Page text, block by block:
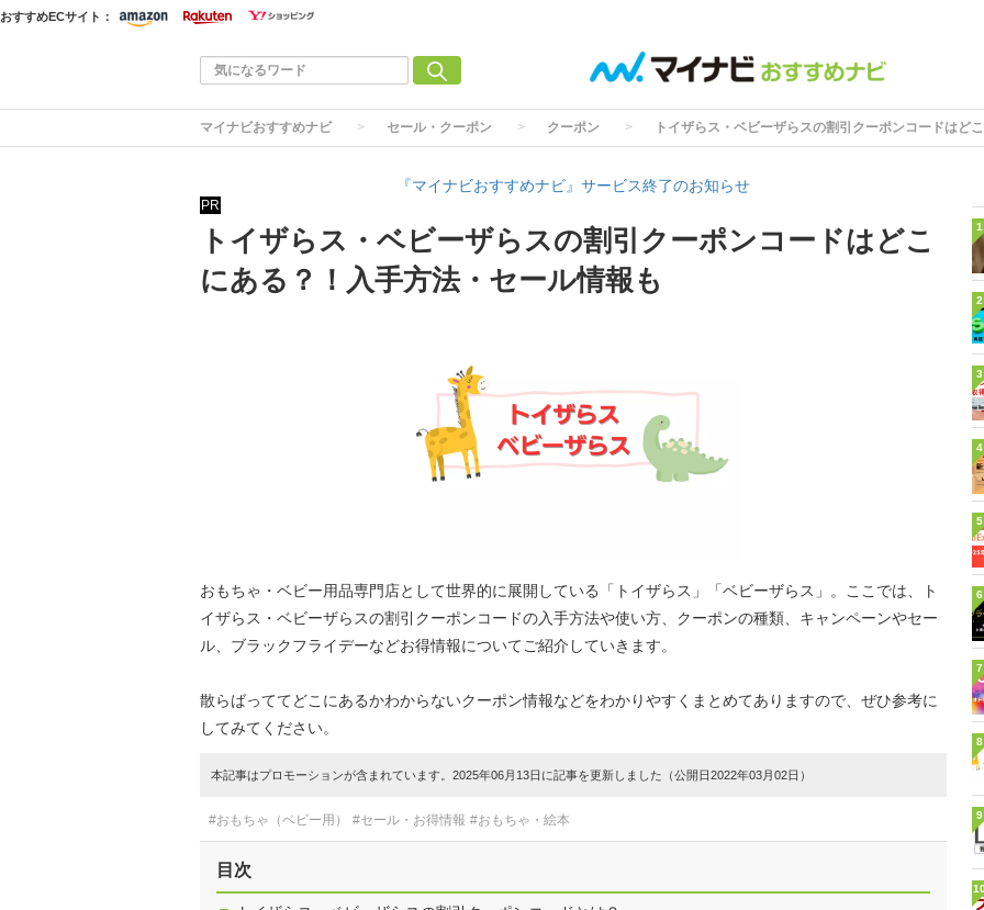
おすすめECサイト：
マイナビおすすめナビ セール・クーポン クーポン トイザらス・ベビーザらスの割引クーポンコードはど
『マイナビおすすめナビ』サービス終了のお知らせ
PR
トイザらス・ベビーザらスの割引クーポンコードはどこ
にある？！入手方法・セール情報も
おもちゃ・ベビー用品専門店として世界的に展開している「トイザらス」「ベビーザらス」。ここでは、ト
イザらス・ベビーザらスの割引クーポンコードの入手方法や使い方、クーポンの種類、キャンペーンやセー
ル、ブラックフライデーなどお得情報についてご紹介していきます。
散らばっててどこにあるかわからないクーポン情報などをわかりやすくまとめてありますので、ぜひ参考に
してみてください。
本記事はプロモーションが含まれています。2025年06月13日に記事を更新しました（公開日2022年03月02日）
#おもちゃ（ベビー用） #セール・お得情報 #おもちゃ・絵本
目次
1
2
3
4
5
6
7
8
9